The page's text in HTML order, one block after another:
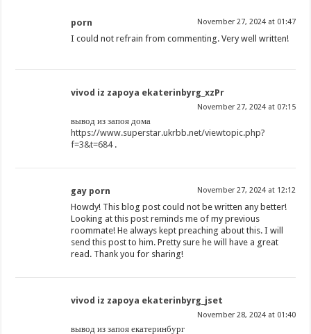
porn November 27, 2024 at 01:47
I could not refrain from commenting. Very well written!
vivod iz zapoya ekaterinbyrg_xzPr
November 27, 2024 at 07:15
вывод из запоя дома
https://www.superstar.ukrbb.net/viewtopic.php?
f=3&t=684.
gay porn November 27, 2024 at 12:12
Howdy! This blog post could not be written any better!
Looking at this post reminds me of my previous
roommate! He always kept preaching about this. I will
send this post to him. Pretty sure he will have a great
read. Thank you for sharing!
vivod iz zapoya ekaterinbyrg_jset
November 28, 2024 at 01:40
вывод из запоя екатеринбург